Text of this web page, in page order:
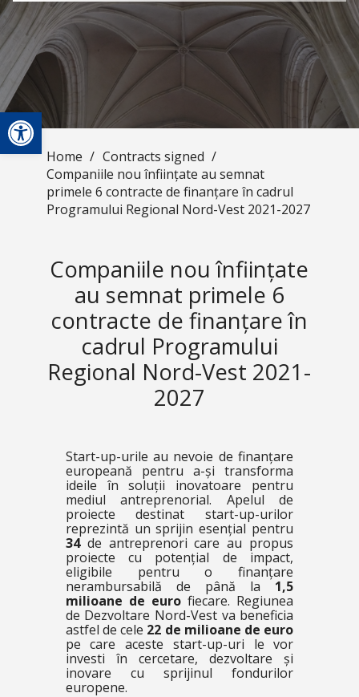
Open toolbar
Home / Contracts signed /
Companiile nou înființate au semnat
primele 6 contracte de finanțare în cadrul
Programului Regional Nord-Vest 2021-2027
Companiile nou înființate
au semnat primele 6
contracte de finanțare în
cadrul Programului
Regional Nord-Vest 2021-
2027
Start-up-urile au nevoie de finanțare
europeană pentru a-și transforma
ideile în soluții inovatoare pentru
mediul antreprenorial. Apelul de
proiecte destinat start-up-urilor
reprezintă un sprijin esențial pentru
34de antreprenori care au propus
proiecte cu potențial de impact,
eligibile pentru o finanțare
nerambursabilă de până la 1,5
milioane de euro fiecare. Regiunea
de Dezvoltare Nord-Vest va beneficia
astfel de cele 22 de milioane de euro
pe care aceste start-up-uri le vor
investi în cercetare, dezvoltare și
inovare cu sprijinul fondurilor
europene.